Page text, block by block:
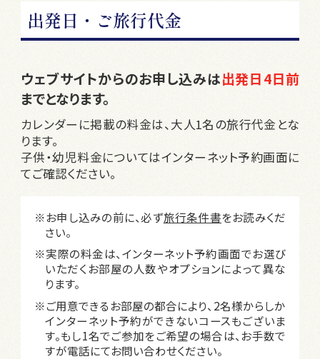
出発日・ご旅行代金
ウェブサイトからのお申し込みは出発日4日前
までとなります。
カレンダーに掲載の料金は、大人1名の旅行代金とな
ります。
子供・幼児料金についてはインターネット予約画面に
てご確認ください。
※お申し込みの前に、必ず旅行条件書をお読みくだ
さい。
※実際の料金は、インターネット予約画面でお選び
いただくお部屋の人数やオプションによって異な
ります。
※ご用意できるお部屋の都合により、2名様からしか
インターネット予約ができないコースもございま
す。もし1名でご参加をご希望の場合は、お手数で
すが電話にてお問い合わせください。